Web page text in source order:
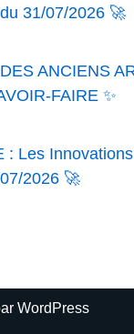
31/07/2026 🚀
ANCIENS
FAIRE ✨
: Les
2026 🚀
WordPress